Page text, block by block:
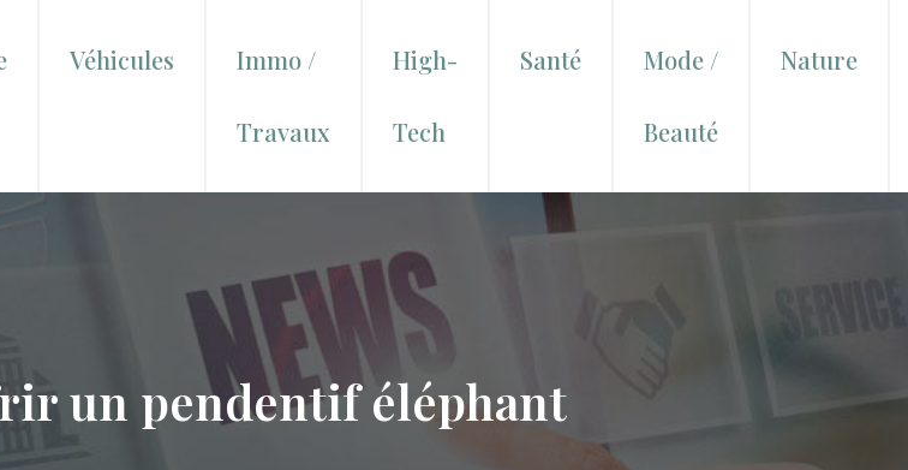
Véhicules Immo /
Travaux
High-
Tech
Santé Mode /
Beauté
Nature
un pendentif éléphant